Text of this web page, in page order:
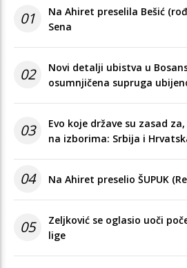
01
Na Ahiret preselila Bešić
Sena
02
Novi detalji ubistva u
osumnjičena supruga
03
Evo koje države su zasad
na izborima: Srbija i
04 Na Ahiret preselio ŠUPUK
05
Zeljković se oglasio uoči
lige